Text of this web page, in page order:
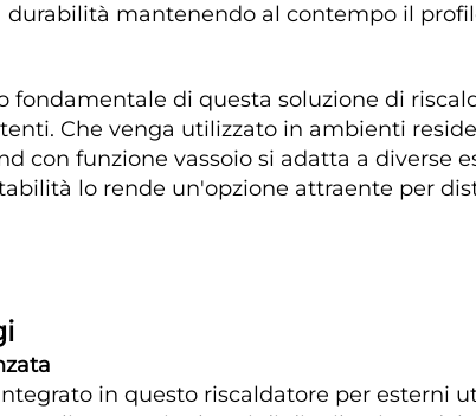
mantenendo al contempo il
fondamentale di questa soluzione di
Che venga utilizzato in ambienti
con funzione vassoio si adatta a diverse
lo rende un'opzione attraente per
in questo riscaldatore per esterni